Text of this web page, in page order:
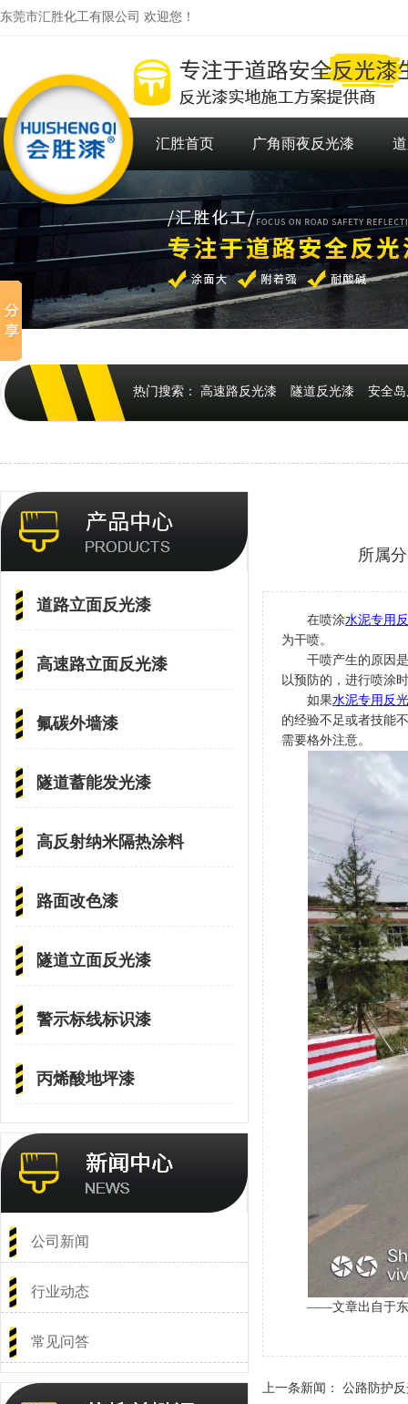
东莞市汇胜化工有限公司 欢迎您！
汇胜首页 广角雨夜反光漆
热门搜索： 高速路反光漆 隧道反光漆 安全
道路立面反光漆
高速路立面反光漆
氟碳外墙漆
隧道蓄能发光漆
高反射纳米隔热涂料
路面改色漆
隧道立面反光漆
警示标线标识漆
丙烯酸地坪漆
公司新闻
行业动态
常见问答
所属
在喷涂水泥专用
为干喷。
干喷产生的原因
以预防的，进行喷涂
如果水泥专用反
的经验不足或者技能
需要格外注意。
——文章出自于东
上一条新闻： 公路防护